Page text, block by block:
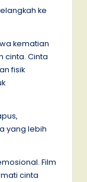
ke
kematian
cinta. Cinta
fisik
yang lebih
Film
cinta